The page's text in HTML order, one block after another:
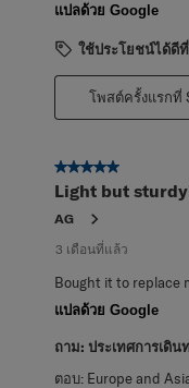
แปลด้วย Google
ใช้ประโยชน์ได้ดี
โพสต์ครั้งแรกที่
5 จาก 5 ดาว
Light but
AG
3 เดือนที่แล้ว
Bought it to replace
แปลด้วย Google
ถาม: ประเทศการเดิน
ตอบ: Europe and